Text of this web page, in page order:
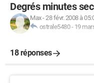
Degrés minutes
Max-28 févr. 2008 à
ostrale5480- 19
18 réponses